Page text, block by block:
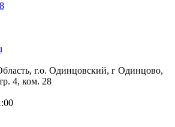
г.о. Одинцовский, г Одинцово,
4, ком. 28